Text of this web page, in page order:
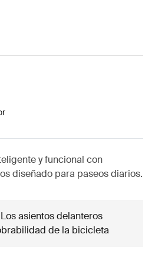
medianoche (selected)
suave
Verde nutria
y funcional con
diseñado para paseos diarios.
asientos delanteros
de la bicicleta